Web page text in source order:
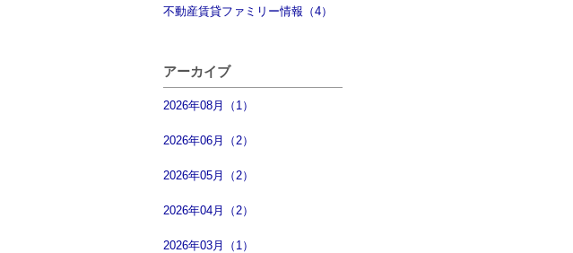
不動産賃貸ファミリー情報（4）
アーカイブ
2026年08月（1）
2026年06月（2）
2026年05月（2）
2026年04月（2）
2026年03月（1）